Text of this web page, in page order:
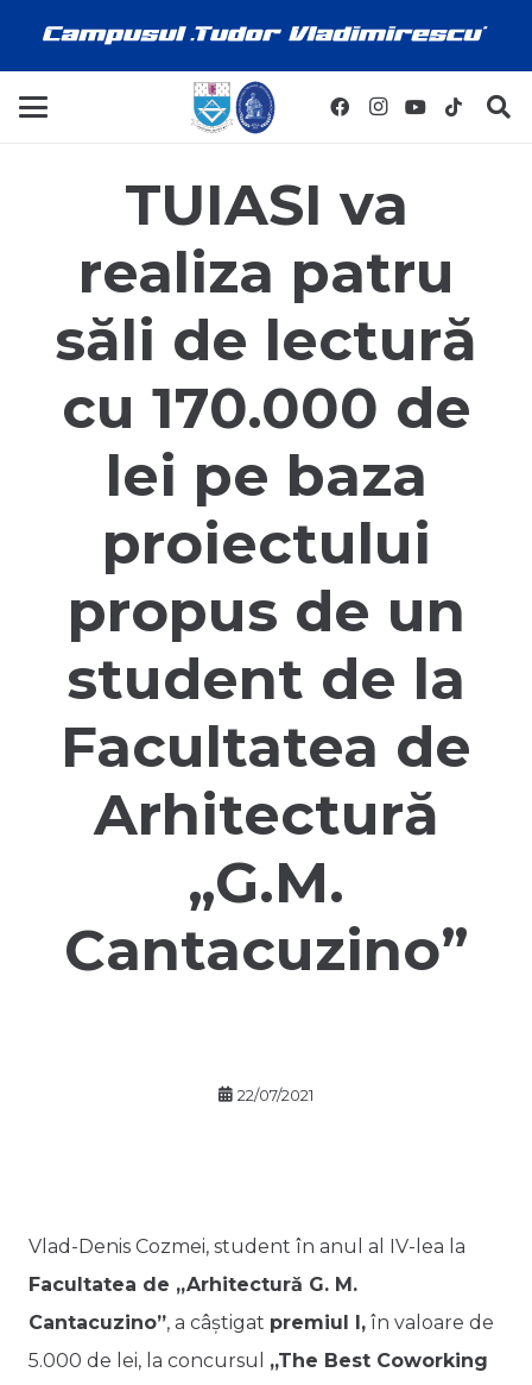
TUIASI va
realiza patru
săli de lectură
cu 170.000 de
lei pe baza
proiectului
propus de un
student de la
Facultatea de
Arhitectură
„G.M.
Cantacuzino”
22/07/2021
Vlad-Denis Cozmei, student în anul al IV-lea la
Facultatea de „Arhitectură G. M.
Cantacuzino”, a câștigat premiul I, în valoare de
5.000 de lei, la concursul „The Best Coworking